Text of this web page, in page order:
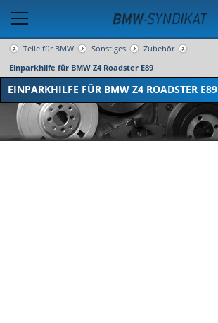
Teile für BMW Sonstiges
Zubehör
Einparkhilfe für BMW Z4 Roadster E89
EINPARKHILFE FÜR BMW Z4 ROADSTER E89